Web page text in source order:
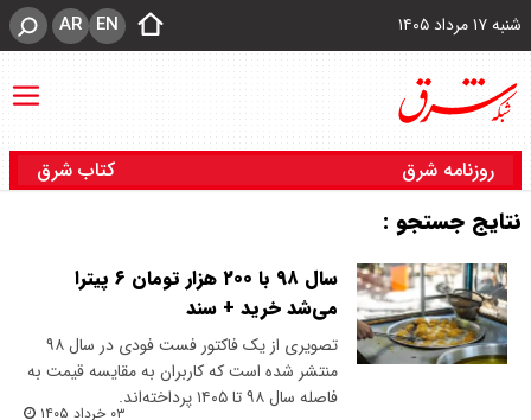
شنبه ۱۷ مرداد ۱۴۰۵ EN
AR
روزنامه شرق کتاب شرق
نتایج جستجو :
سال ۹۸ با ۲۰۰ هزار تومان ۶ پیترا
می‌شد خرید + سند
تصویری از یک فاکتور فست فودی در سال ۹۸
منتشر شده است که کاربران به مقایسه قیمت به
فاصله سال ۹۸ تا ۱۴۰۵ پرداخته‌اند.
۰۳ خرداد ۱۴۰۵